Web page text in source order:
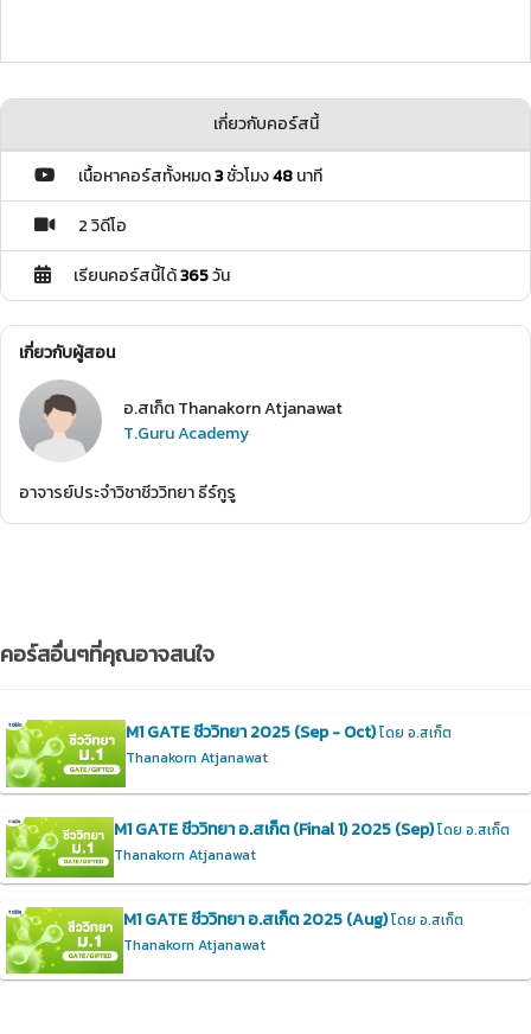
เกี่ยวกับคอร์สนี้
เนื้อหาคอร์สทั้งหมด3ชั่วโมง48นาที
2 วิดีโอ
เรียนคอร์สนี้ได้365วัน
เกี่ยวกับผู้สอน
อ.สเก็ต Thanakorn Atjanawat
T.Guru Academy
อาจารย์ประจำวิชาชีววิทยา ธีร์กูรู
คอร์สอื่นๆที่คุณอาจสนใจ
M1 GATE ชีววิทยา 2025 (Sep - Oct)โดย อ.สเก็ต
Thanakorn Atjanawat
M1 GATE ชีววิทยา อ.สเก็ต (Final 1) 2025 (Sep)โดย อ.สเก็ต
Thanakorn Atjanawat
M1 GATE ชีววิทยา อ.สเก็ต 2025 (Aug)โดย อ.สเก็ต
Thanakorn Atjanawat